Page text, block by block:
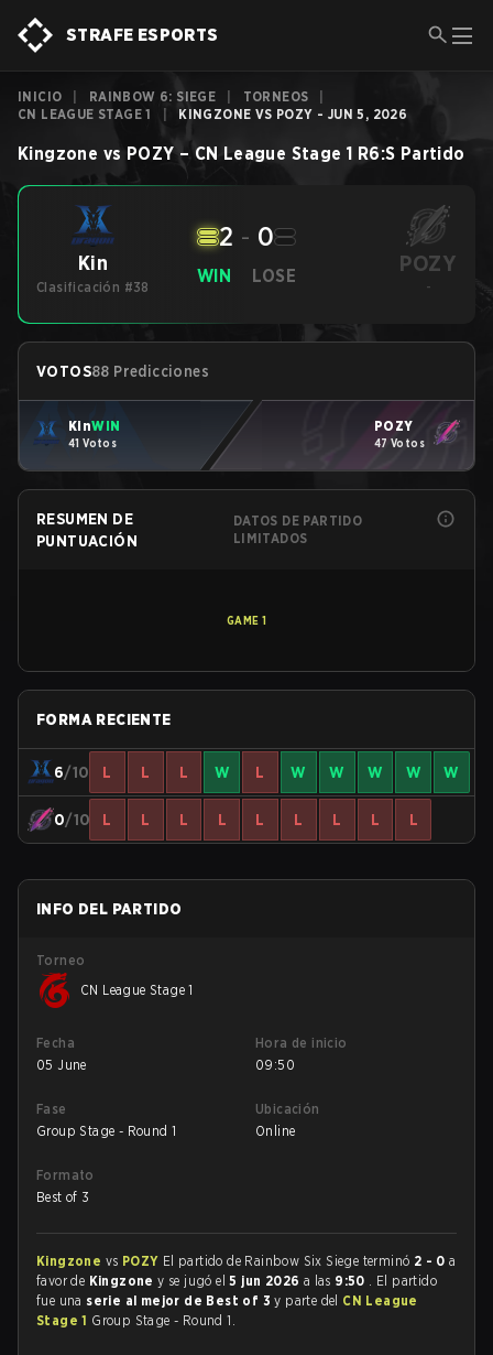
STRAFE ESPORTS
INICIO RAINBOW 6: SIEGE TORNEOS
CN LEAGUE STAGE 1
KINGZONE VS POZY - JUN 5, 2026
Kingzone vs POZY– CN League Stage 1 R6:S Partido
Kin
Clasificación #38
WIN
2 - 0
LOSE POZY
-
VOTOS88 Predicciones
KinWIN
41 Votos
POZY
47 Votos
RESUMEN DE
PUNTUACIÓN
DATOS DE PARTIDO
LIMITADOS
GAME 1
FORMA RECIENTE
6/10 L L L W L W W W W W
0/10 L L L L L L L L L
INFO DEL PARTIDO
Torneo
CN League Stage 1
Fecha
05 June
Hora de inicio
09:50
Fase
Group Stage - Round 1
Ubicación
Online
Formato
Best of 3
Kingzone vs POZY El partido de Rainbow Six Siege terminó 2 - 0 a
favor de Kingzoney se jugó el5 jun 2026 a las 9:50 . El partido
fue una serie al mejor de Best of 3y parte del CN League
Stage 1 Group Stage - Round 1.